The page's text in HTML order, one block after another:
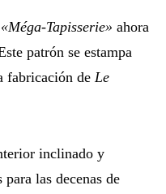
«Méga-Tapisserie» ahora
patrón se estampa
fabricación de Le
inclinado y
las decenas de